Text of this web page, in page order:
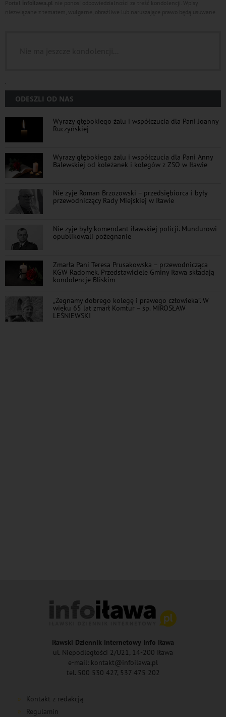
`
ODESZLI OD NAS
Wyrazy głębokiego żalu i współczucia dla Pani Joanny
Ruczyńskiej
Wyrazy głębokiego żalu i współczucia dla Pani Anny
Balewskiej od koleżanek i kolegów z ZSO w Iławie
Nie żyje Roman Brzozowski – przedsiębiorca i były
przewodniczący Rady Miejskiej w Iławie
Nie żyje były komendant iławskiej policji. Mundurowi
opublikowali pożegnanie
Zmarła Pani Teresa Prusakowska – przewodnicząca
KGW Radomek. Przedstawiciele Gminy Iława składają
kondolencje Bliskim
„Żegnamy dobrego kolegę i prawego człowieka”. W
wieku 65 lat zmarł Komtur – śp. MIROSŁAW
LEŚNIEWSKI
Iławski Dziennik Internetowy Info Iława
ul. Niepodległości 2/U21, 14-200 Iława
e-mail: kontakt@infoilawa.pl
tel. 500 530 427, 537 475 202
Kontakt z redakcją
Regulamin